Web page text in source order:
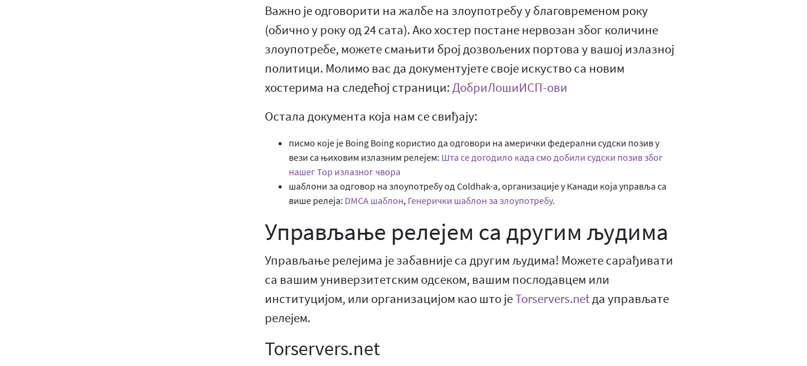
Важно је одговорити на жалбе на злоупотребу у благовременом року
(обично у року од 24 сата). Ако хостер постане нервозан због количине
злоупотребе, можете смањити број дозвољених портова у вашој излазној
политици. Молимо вас да документујете своје искуство са новим
хостерима на следећој страници:ДобриЛошиИСП-ови
Остала документа која нам се свиђају:
писмо које је Boing Boing користио да одговори на амерички федерални судски позив у
вези са њиховим излазним релејем: Шта се догодило када смо добили судски позив због
нашег Тор излазног чвора
шаблони за одговор на злоупотребу од Coldhak-а, организације у Канади која управља са
више релеја: DMCA шаблон, Генерички шаблон за злоупотребу.
Управљање релејем са другим људима
Управљање релејима је забавније са другим људима! Можете сарађивати
са вашим универзитетским одсеком, вашим послодавцем или
институцијом, или организацијом као што јеTorservers.netда управљате
релејем.
Torservers.net